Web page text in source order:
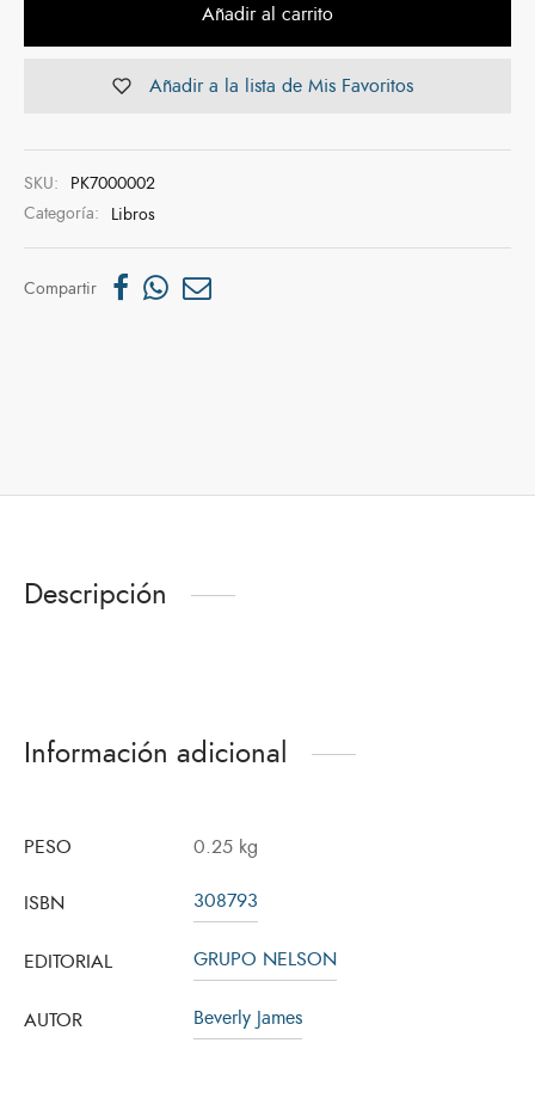
Añadir al carrito
Añadir a la lista de Mis Favoritos
SKU: PK7000002
Categoría: Libros
Compartir
Descripción
Información adicional
PESO 0.25 kg
ISBN 308793
EDITORIAL GRUPO NELSON
AUTOR Beverly James